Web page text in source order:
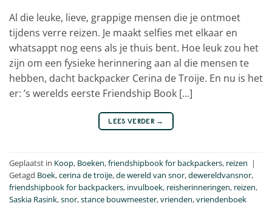
Al die leuke, lieve, grappige mensen die je ontmoet
tijdens verre reizen. Je maakt selfies met elkaar en
whatsappt nog eens als je thuis bent. Hoe leuk zou het
zijn om een fysieke herinnering aan al die mensen te
hebben, dacht backpacker Cerina de Troije. En nu is het
er: ’s werelds eerste Friendship Book […]
LEES VERDER →
Geplaatst in Koop, Boeken,friendshipbook for backpackers, reizen |
Getagd Boek,cerina de troije,de wereld van snor,dewereldvansnor,
friendshipbook for backpackers, invulboek, reisherinneringen, reizen,
Saskia Rasink,snor,stance bouwmeester,vrienden,vriendenboek